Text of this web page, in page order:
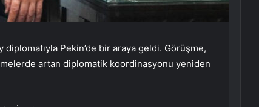
diplomatıyla Pekin’de bir araya geldi. Görüşme,
artan diplomatik koordinasyonu yeniden